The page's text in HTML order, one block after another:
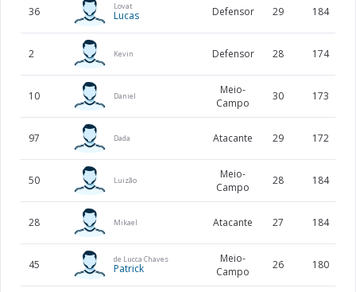
36 Lovat
Lucas Defensor 29 184
2 Kevin Defensor 28 174
10 Daniel
Meio-
Campo
30 173
97 Dada Atacante 29 172
50 Luizão
Meio-
Campo
28 184
28 Mikael Atacante 27 184
45 de Lucca Chaves
Patrick
Meio-
Campo
26 180